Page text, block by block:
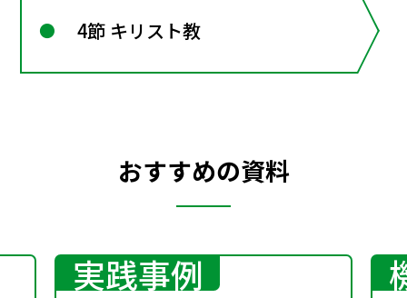
4節 キリスト教
おすすめの資料
実践事例